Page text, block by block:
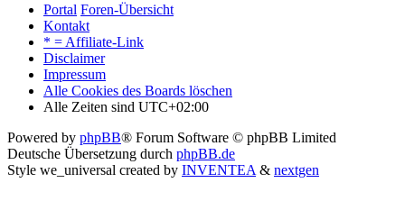
Portal Foren-Übersicht
Kontakt
* = Affiliate-Link
Disclaimer
Impressum
Alle Cookies des Boards löschen
Alle Zeiten sind UTC+02:00
Powered by phpBB® Forum Software © phpBB Limited
Deutsche Übersetzung durch phpBB.de
Style we_universal created by INVENTEA & nextgen